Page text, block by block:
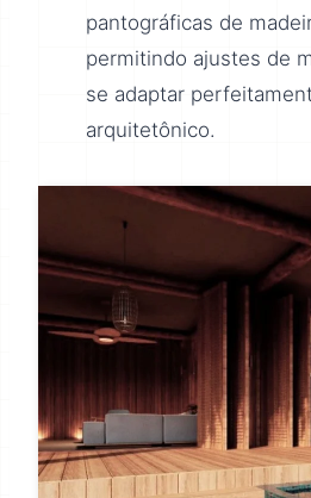
pantográficas de
permitindo ajustes de
se adaptar
arquitetônico.